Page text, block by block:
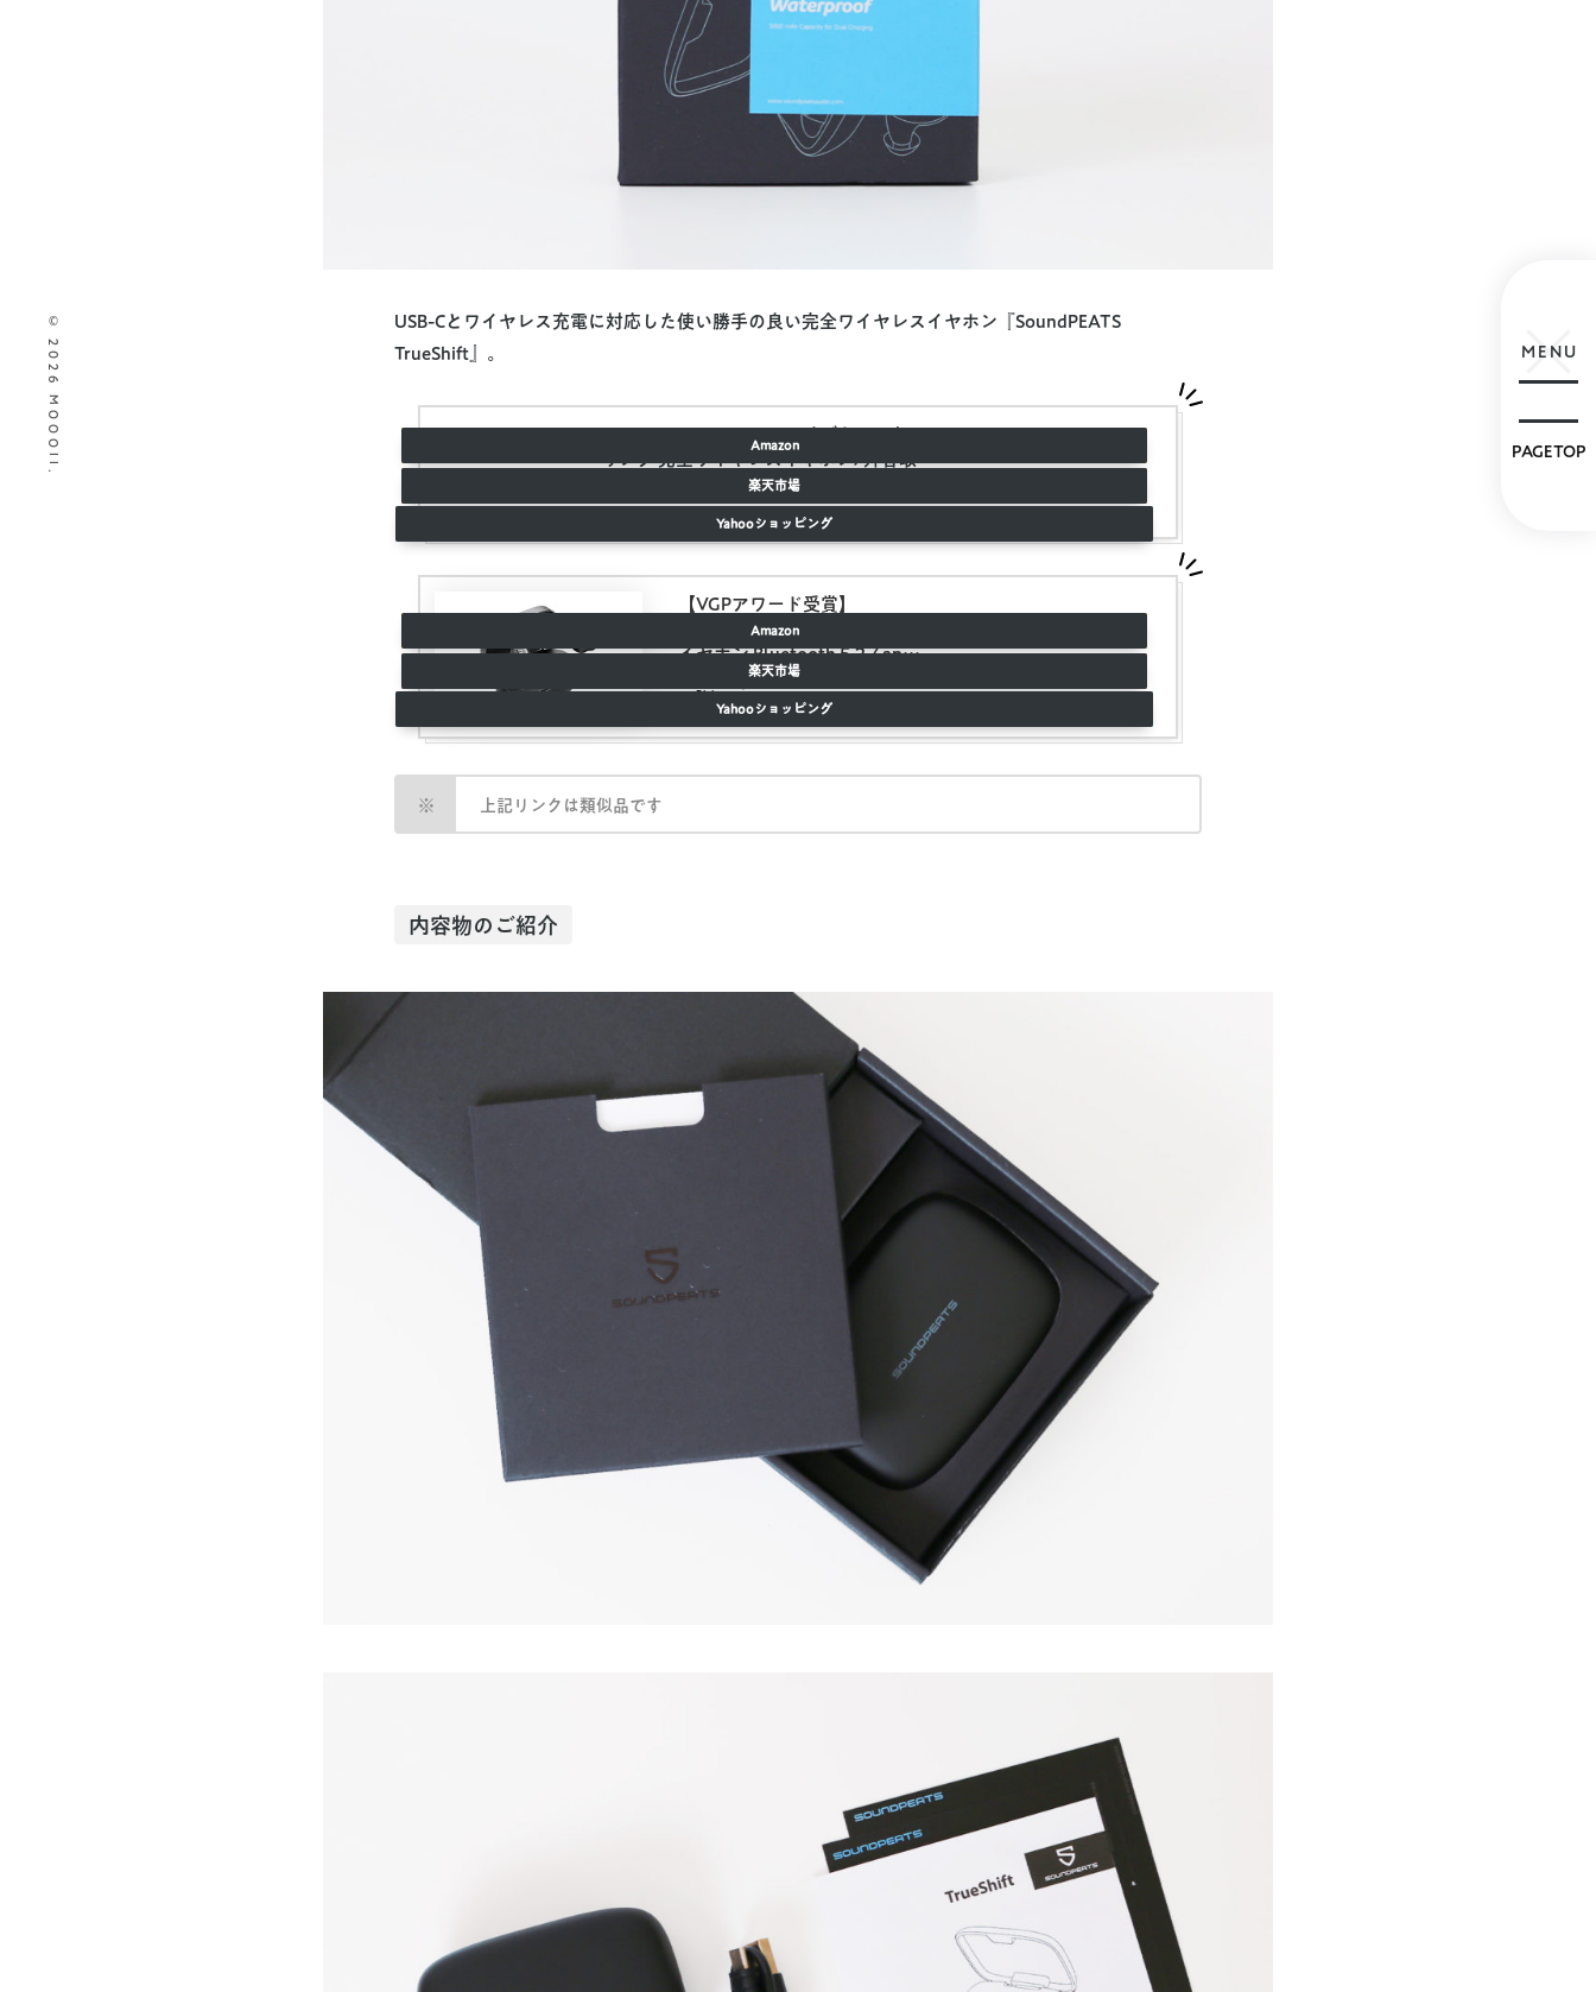
USB-Cとワイヤレス充電に対応した使い勝手の良い完全ワイヤレスイヤホン『SoundPEATS
TrueShift』。
SOUNDPEATS T2 ANCノイズキャンセ
り込みモード/MCSync左右同時伝
送/ENCノイズリダクション / 単体10時
間再生 / IPX5防水耐汗 サウンドピーツ
証] ブラック
SoundPEATS(サウンドピーツ)
Amazon
楽天市場
Yahooショッピング
【VGPアワード受賞】
SOUNDPEATS H1 ワイヤレス
イヤホン Bluetooth 5.2 / aptX
Adaptive AAC対応/Type-Cワ
イヤレス充電 / QCC3040チッ
プセット / 単体10時間再生 /
ーツ [技適認証取得、正規メー
録済み] ブラック
Rinker
SoundPEATS(サウンドピーツ)
Amazon
楽天市場
Yahooショッピング
上記リンクは類似品です
内容物のご紹介
© 2026 MOOOII. MENU
PAGETOP